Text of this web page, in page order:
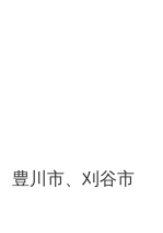
豊川市、刈谷市